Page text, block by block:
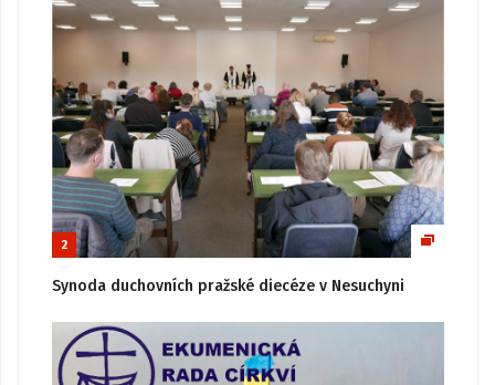
2
Synoda duchovních pražské diecéze v Nesuchyni